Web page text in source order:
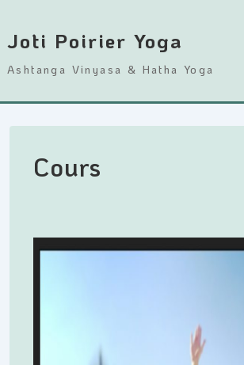
passer
contenu
principal
Joti Poirier Yoga
Ashtanga Vinyasa & Hatha Yoga
Cours